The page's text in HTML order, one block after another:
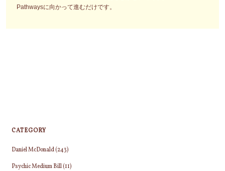
Pathwaysに向かって進むだけです。
CATEGORY
Daniel McDonald(243)
Psychic Medium Bill(11)